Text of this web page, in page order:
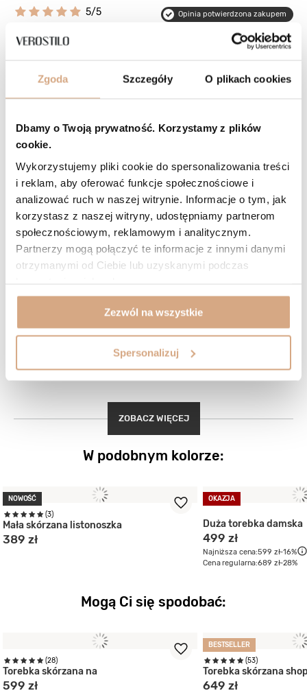
Zgoda Szczegóły O plikach cookies
Dbamy o Twoją prywatność. Korzystamy z plików
cookie.
Wykorzystujemy pliki cookie do spersonalizowania treści
i reklam, aby oferować funkcje społecznościowe i
analizować ruch w naszej witrynie. Informacje o tym, jak
korzystasz z naszej witryny, udostępniamy partnerom
społecznościowym, reklamowym i analitycznym.
Partnerzy mogą połączyć te informacje z innymi danymi
otrzymanymi od Ciebie lub uzyskanymi podczas
Zezwól na wszystkie
Spersonalizuj
5/5 Opinia potwierdzona zakupem
Odcień: czarny 2026-04-22
Anita, Tylicz
Czy opinia była pomocna?
Odcień: czarny 2026-04-18
Torebka piękna. Trochę suwak pofałdowany ale myślę że powinien
się ułożyć podczas używania.
Ewa, Warszawa
Czy opinia była pomocna?
Torba jest barwiona w kąpieli wodnej już po uszyciu całości
wraz z zamkami, okuciami i podszewką. Efektem jest miękka i
jedwabista w dotyku skóra, która nieco się kurczy podczas
tych procesów, więc zamki wszyte wcześniej mogą ulec
pofałdowaniu. Zalecamy, aby zamki metalowe natłuścić gąbką
z olejem lub woskiem do skór.
ZOBACZ WIĘCEJ
W podobnym kolorze:
NOWOŚĆ
(3)
Mała skórzana listonoszka
389 zł
OKAZJA
Duża torebka damska
499 zł
Najniższa cena:599 zł-16%
Cena regularna:689 zł-28%
Mogą Ci się spodobać:
(28)
Torebka skórzana na
599 zł
BESTSELLER
(53)
Torebka skórzana
649 zł